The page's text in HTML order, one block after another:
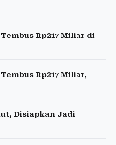
Rp217 Miliar di
Rp217 Miliar,
Disiapkan Jadi